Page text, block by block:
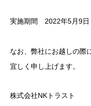
実施期間 2022年5月9日
なお、弊社にお越しの際
宜しく申し上げます。
株式会社NKトラスト